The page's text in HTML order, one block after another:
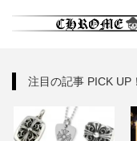
注目の記事 PICK UP！